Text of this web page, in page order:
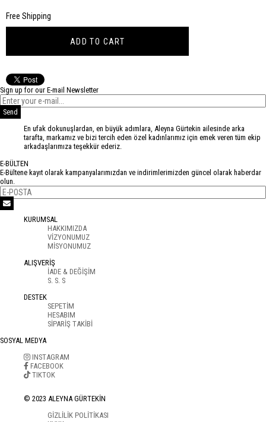
Free Shipping
Sign up for our E-mail Newsletter
Send
En ufak dokunuşlardan, en büyük adımlara, Aleyna Gürtekin ailesinde arka
tarafta, markamız ve bizi tercih eden özel kadınlarımız için emek veren tüm ekip
arkadaşlarımıza teşekkür ederiz.
E-BÜLTEN
E-Bültene kayıt olarak kampanyalarımızdan ve indirimlerimizden güncel olarak haberdar
olun.
KURUMSAL
HAKKIMIZDA
VİZYONUMUZ
MİSYONUMUZ
ALIŞVERİŞ
İADE & DEĞİŞİM
S. S. S
DESTEK
SEPETİM
HESABIM
SİPARİŞ TAKİBİ
SOSYAL MEDYA
INSTAGRAM
FACEBOOK
TIKTOK
© 2023 ALEYNA GÜRTEKİN
GİZLİLİK POLİTİKASI